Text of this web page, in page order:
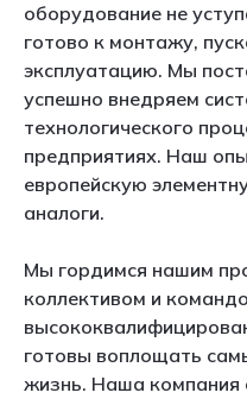
оборудование не
готово к монтажу,
эксплуатацию. Мы
успешно внедряем
технологического
предприятиях. Наш
европейскую
аналоги.
Мы гордимся нашим
коллективом и
готовы воплощать
жизнь. Наша компания